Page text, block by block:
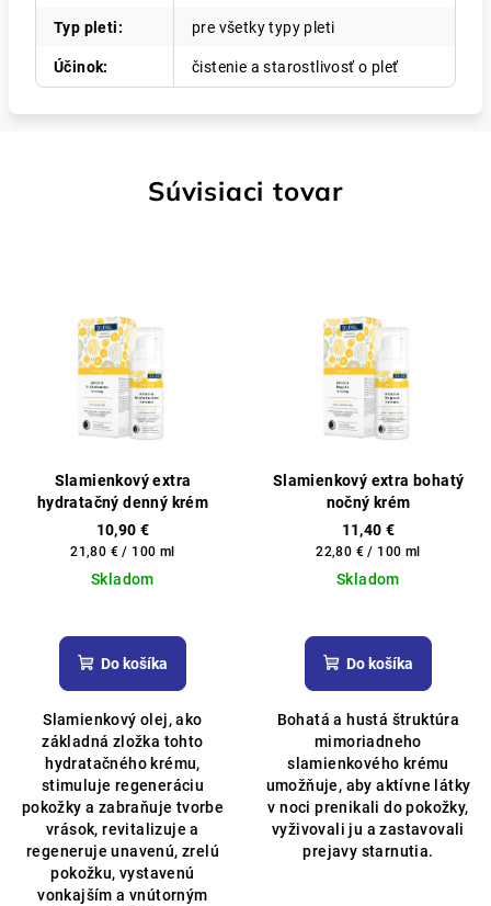
Typ pleti: pre všetky typy pleti
Účinok: čistenie a starostlivosť o pleť
Súvisiaci tovar
Slamienkový extra
hydratačný denný krém
10,90 €
Jednotková
cena:
21,80 € / 100 ml
Skladom
hodnotenie
produktu
z
5
hviezdičiek.
Do košíka
Slamienkový olej, ako
základná zložka tohto
hydratačného krému,
stimuluje regeneráciu
pokožky a zabraňuje tvorbe
vrások, revitalizuje a
regeneruje unavenú, zrelú
pokožku, vystavenú
vonkajším a vnútorným
Slamienkový extra bohatý
nočný krém
11,40 €
Jednotková
cena:
22,80 € / 100 ml
Skladom
hodnotenie
produktu
z
5
hviezdičiek.
Do košíka
Bohatá a hustá štruktúra
mimoriadneho
slamienkového krému
umožňuje, aby aktívne látky
v noci prenikali do pokožky,
vyživovali ju a zastavovali
prejavy starnutia.